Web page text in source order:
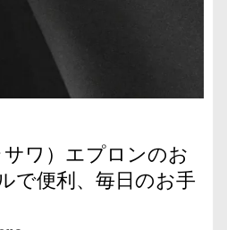
サワ）エプロンのお
で便利、毎日のお手